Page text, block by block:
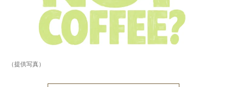
（提供写真）